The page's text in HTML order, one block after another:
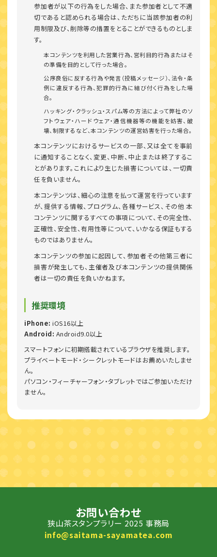
参加者が以下の行為をした場合、また参加者として不適
切であると認められる場合は、ただちに当該参加者の利
用制限及び、削除等の措置をとることができるものとしま
す。
本コンテンツを利用した営業行為、営利目的行為またはそ
の準備を目的として行った場合。
公序良俗に反する行為や発言（投稿メッセージ）、法令・条
例に違反する行為、犯罪的行為に結び付く行為をした場
合。
ハッキング・クラッシュ・スパム等の方法によって弊社のソ
フトウェア・ハードウェア・通信機器等の機能を妨害、破
壊、制限するなど、本コンテンツの運営妨害を行った場合。
本コンテンツにおけるサービスの一部、又は全てを事前
に通知することなく、変更、中断、中止または終了するこ
とがあります。これにより生じた損害については、一切責
任を負いません。
本コンテンツは、細心の注意を払って運営を行っています
が、提供する情報、プログラム、各種サービス、その他 本
コンテンツに関するすべての事項について、その完全性、
正確性、安全性、有用性等について、いかなる保証もする
ものではありません。
本コンテンツの参加に起因して、参加者その他第三者に
損害が発生しても、主催者及び本コンテンツの提供関係
者は一切の責任を負いかねます。
推奨環境
iPhone: iOS16以上
Android: Android9.0以上
スマートフォンに初期搭載されているブラウザを推奨します。
プライベートモード・シークレットモードはお薦めいたしませ
ん。
パソコン・フィーチャーフォン・タブレットではご参加いただけ
ません。
お問い合わせ
狭山茶スタンプラリー 2025 事務局
info@saitama-sayamatea.com